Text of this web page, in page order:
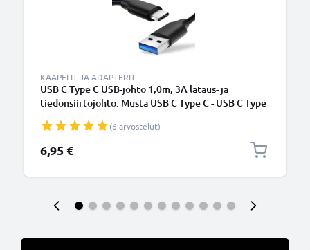
KAAPELIT JA ADAPTERIT
USB C Type C USB-johto 1,0m, 3A lataus- ja
tiedonsiirtojohto. Musta USB C Type C - USB C Type
(6 arvostelut)
6,95 €